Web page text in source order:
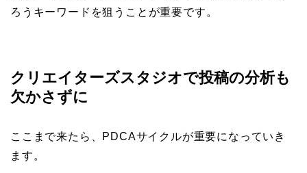
ろうキーワードを狙うことが重要です。
クリエイターズスタジオで投稿の分析も
欠かさずに
ここまで来たら、PDCAサイクルが重要になっていき
ます。